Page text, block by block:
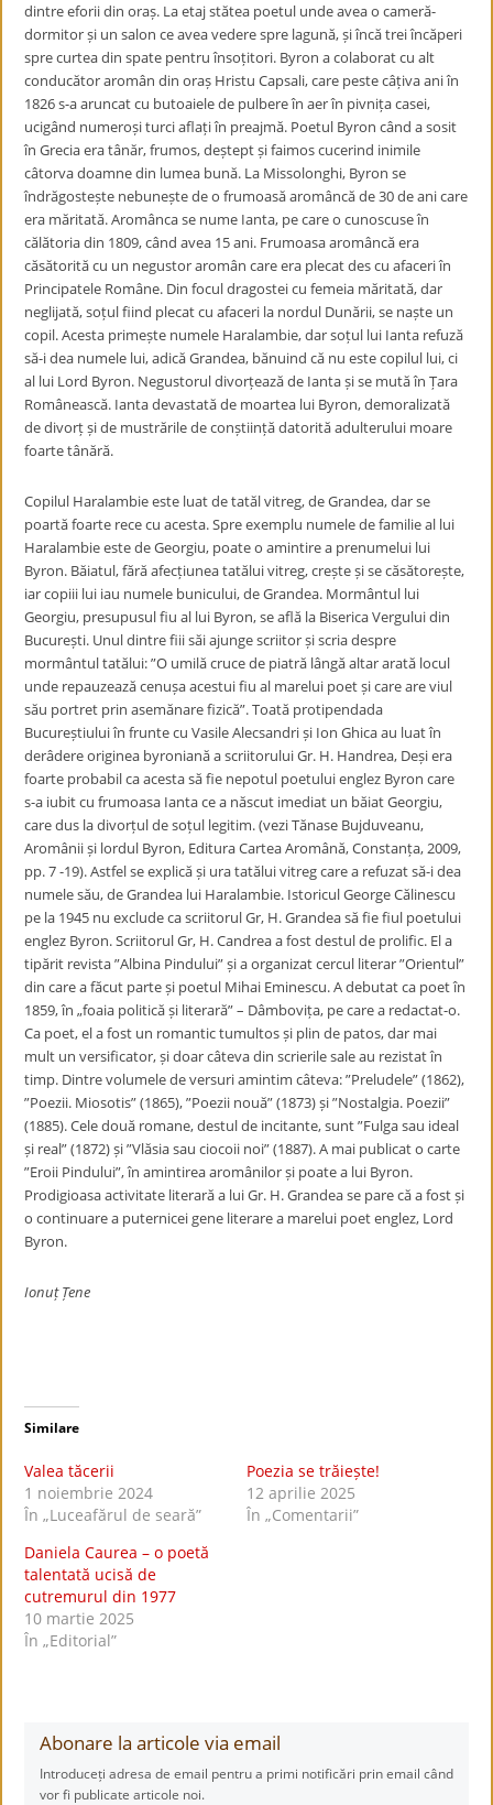
dintre eforii din oraș. La etaj stătea poetul unde avea o cameră-
dormitor și un salon ce avea vedere spre lagună, și încă trei încăperi
spre curtea din spate pentru însoțitori. Byron a colaborat cu alt
conducător aromân din oraș Hristu Capsali, care peste câțiva ani în
1826 s-a aruncat cu butoaiele de pulbere în aer în pivnița casei,
ucigând numeroși turci aflați în preajmă. Poetul Byron când a sosit
în Grecia era tânăr, frumos, deștept și faimos cucerind inimile
câtorva doamne din lumea bună. La Missolonghi, Byron se
îndrăgostește nebunește de o frumoasă aromâncă de 30 de ani care
era măritată. Aromânca se nume Ianta, pe care o cunoscuse în
călătoria din 1809, când avea 15 ani. Frumoasa aromâncă era
căsătorită cu un negustor aromân care era plecat des cu afaceri în
Principatele Române. Din focul dragostei cu femeia măritată, dar
neglijată, soțul fiind plecat cu afaceri la nordul Dunării, se naște un
copil. Acesta primește numele Haralambie, dar soțul lui Ianta refuză
să-i dea numele lui, adică Grandea, bănuind că nu este copilul lui, ci
al lui Lord Byron. Negustorul divorțează de Ianta și se mută în Țara
Românească. Ianta devastată de moartea lui Byron, demoralizată
de divorț și de mustrările de conștiință datorită adulterului moare
foarte tânără.
Copilul Haralambie este luat de tatăl vitreg, de Grandea, dar se
poartă foarte rece cu acesta. Spre exemplu numele de familie al lui
Haralambie este de Georgiu, poate o amintire a prenumelui lui
Byron. Băiatul, fără afecțiunea tatălui vitreg, crește și se căsătorește,
iar copiii lui iau numele bunicului, de Grandea. Mormântul lui
Georgiu, presupusul fiu al lui Byron, se află la Biserica Vergului din
București. Unul dintre fiii săi ajunge scriitor și scria despre
mormântul tatălui: ”O umilă cruce de piatră lângă altar arată locul
unde repauzează cenușa acestui fiu al marelui poet și care are viul
său portret prin asemănare fizică”. Toată protipendada
Bucureștiului în frunte cu Vasile Alecsandri și Ion Ghica au luat în
derâdere originea byroniană a scriitorului Gr. H. Handrea, Deși era
foarte probabil ca acesta să fie nepotul poetului englez Byron care
s-a iubit cu frumoasa Ianta ce a născut imediat un băiat Georgiu,
care dus la divorțul de soțul legitim. (vezi Tănase Bujduveanu,
Aromânii și lordul Byron, Editura Cartea Aromână, Constanța, 2009,
pp. 7 -19). Astfel se explică și ura tatălui vitreg care a refuzat să-i dea
numele său, de Grandea lui Haralambie. Istoricul George Călinescu
pe la 1945 nu exclude ca scriitorul Gr, H. Grandea să fie fiul poetului
englez Byron. Scriitorul Gr, H. Candrea a fost destul de prolific. El a
tipărit revista ”Albina Pindului” și a organizat cercul literar ”Orientul”
din care a făcut parte și poetul Mihai Eminescu. A debutat ca poet în
1859, în „foaia politică și literară” – Dâmbovița, pe care a redactat-o.
Ca poet, el a fost un romantic tumultos și plin de patos, dar mai
mult un versificator, și doar câteva din scrierile sale au rezistat în
timp. Dintre volumele de versuri amintim câteva: ”Preludele” (1862),
”Poezii. Miosotis” (1865), ”Poezii nouă” (1873) și ”Nostalgia. Poezii”
(1885). Cele două romane, destul de incitante, sunt ”Fulga sau ideal
și real” (1872) și ”Vlăsia sau ciocoii noi” (1887). A mai publicat o carte
”Eroii Pindului”, în amintirea aromânilor și poate a lui Byron.
Prodigioasa activitate literară a lui Gr. H. Grandea se pare că a fost și
o continuare a puternicei gene literare a marelui poet englez, Lord
Byron.
Ionuț Țene
Similare
Valea tăcerii
1 noiembrie 2024
În „Luceafărul de seară”
Poezia se trăiește!
12 aprilie 2025
În „Comentarii”
Daniela Caurea – o poetă
talentată ucisă de
cutremurul din 1977
10 martie 2025
În „Editorial”
Abonare la articole via email
Introduceți adresa de email pentru a primi notificări prin email când
vor fi publicate articole noi.